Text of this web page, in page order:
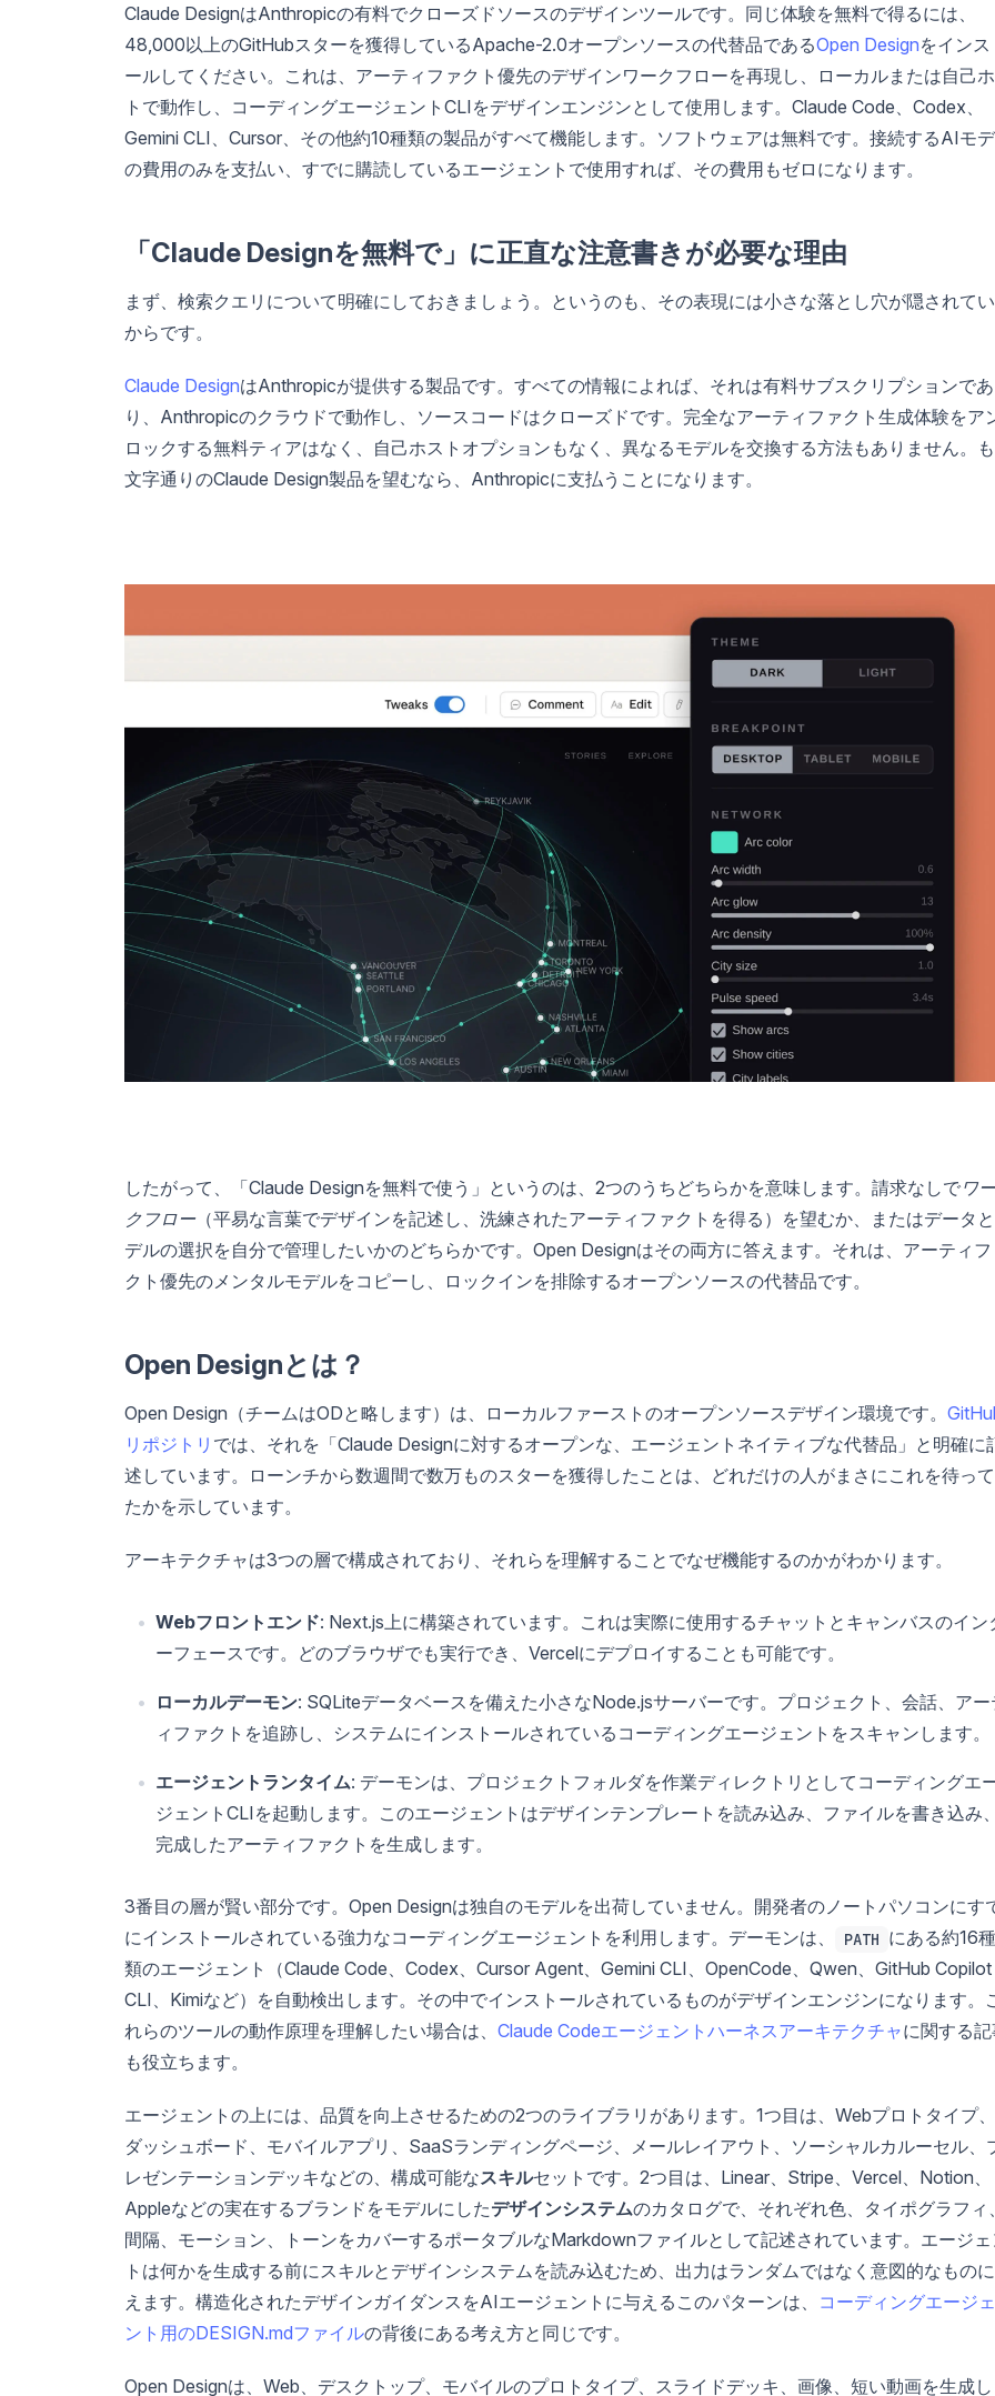
Claude DesignはAnthropicの有料でクローズドソースのデザインツールです。同じ体験を無料で得るには、
48,000以上のGitHubスターを獲得しているApache-2.0オープンソースの代替品であるOpen Designをインス
ールしてください。これは、アーティファクト優先のデザインワークフローを再現し、ローカルまたは自己
トで動作し、コーディングエージェントCLIをデザインエンジンとして使用します。Claude Code、Codex、
Gemini CLI、Cursor、その他約10種類の製品がすべて機能します。ソフトウェアは無料です。接続するAIモ
の費用のみを支払い、すでに購読しているエージェントで使用すれば、その費用もゼロになります。
「Claude Designを無料で」に正直な注意書きが必要な理由
まず、検索クエリについて明確にしておきましょう。というのも、その表現には小さな落とし穴が隠されて
からです。
Claude DesignはAnthropicが提供する製品です。すべての情報によれば、それは有料サブスクリプションであ
り、Anthropicのクラウドで動作し、ソースコードはクローズドです。完全なアーティファクト生成体験をア
ロックする無料ティアはなく、自己ホストオプションもなく、異なるモデルを交換する方法もありません。
文字通りのClaude Design製品を望むなら、Anthropicに支払うことになります。
したがって、「Claude Designを無料で使う」というのは、2つのうちどちらかを意味します。請求なしでワー
クフロー（平易な言葉でデザインを記述し、洗練されたアーティファクトを得る）を望むか、またはデータ
デルの選択を自分で管理したいかのどちらかです。Open Designはその両方に答えます。それは、アーティ
クト優先のメンタルモデルをコピーし、ロックインを排除するオープンソースの代替品です。
Open Designとは？
Open Design（チームはODと略します）は、ローカルファーストのオープンソースデザイン環境です。
リポジトリ では、それを「Claude Designに対するオープンな、エージェントネイティブな代替品」と明確に
述しています。ローンチから数週間で数万ものスターを獲得したことは、どれだけの人がまさにこれを待っ
たかを示しています。
アーキテクチャは3つの層で構成されており、それらを理解することでなぜ機能するのかがわかります。
Webフロントエンド: Next.js上に構築されています。これは実際に使用するチャットとキャンバスのイン
ーフェースです。どのブラウザでも実行でき、Vercelにデプロイすることも可能です。
ローカルデーモン: SQLiteデータベースを備えた小さなNode.jsサーバーです。プロジェクト、会話、アー
ィファクトを追跡し、システムにインストールされているコーディングエージェントをスキャンします。
エージェントランタイム: デーモンは、プロジェクトフォルダを作業ディレクトリとしてコーディングエ
ジェントCLIを起動します。このエージェントはデザインテンプレートを読み込み、ファイルを書き込み
完成したアーティファクトを生成します。
3番目の層が賢い部分です。Open Designは独自のモデルを出荷していません。開発者のノートパソコンにす
にインストールされている強力なコーディングエージェントを利用します。デーモンは、
PATH にある約16種
類のエージェント（Claude Code、Codex、Cursor Agent、Gemini CLI、OpenCode、Qwen、GitHub Copilot
CLI、Kimiなど）を自動検出します。その中でインストールされているものがデザインエンジンになります。
れらのツールの動作原理を理解したい場合は、 Claude Codeエージェントハーネスアーキテクチャに関する
も役立ちます。
エージェントの上には、品質を向上させるための2つのライブラリがあります。1つ目は、Webプロトタイプ、
ダッシュボード、モバイルアプリ、SaaSランディングページ、メールレイアウト、ソーシャルカルーセル、
レゼンテーションデッキなどの、構成可能なスキルセットです。2つ目は、Linear、Stripe、Vercel、Notion、
Appleなどの実在するブランドをモデルにしたデザインシステムのカタログで、それぞれ色、タイポグラフィ
間隔、モーション、トーンをカバーするポータブルなMarkdownファイルとして記述されています。エージ
トは何かを生成する前にスキルとデザインシステムを読み込むため、出力はランダムではなく意図的なもの
えます。構造化されたデザインガイダンスをAIエージェントに与えるこのパターンは、 コーディングエージェ
ント用のDESIGN.mdファイルの背後にある考え方と同じです。
Open Designは、Web、デスクトップ、モバイルのプロトタイプ、スライドデッキ、画像、短い動画を生成